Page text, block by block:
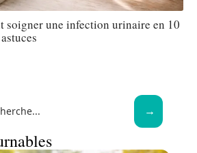
soigner une infection urinaire en 10